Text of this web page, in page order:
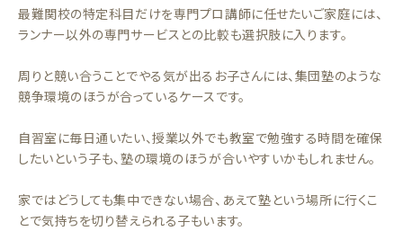
最難関校の特定科目だけを専門プロ講師に任せたいご家庭には、
ランナー以外の専門サービスとの比較も選択肢に入ります。
周りと競い合うことでやる気が出るお子さんには、集団塾のような
競争環境のほうが合っているケースです。
自習室に毎日通いたい、授業以外でも教室で勉強する時間を確保
したいという子も、塾の環境のほうが合いやすいかもしれません。
家ではどうしても集中できない場合、あえて塾という場所に行くこ
とで気持ちを切り替えられる子もいます。